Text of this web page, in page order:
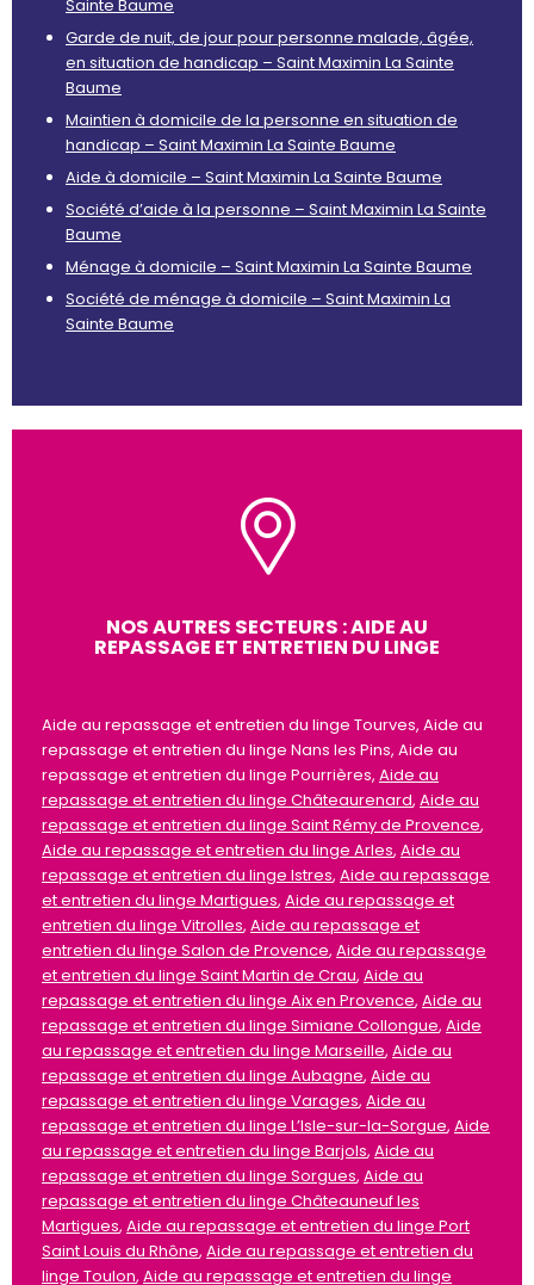
Sainte Baume
Garde de nuit, de jour pour personne malade, âgée,
en situation de handicap – Saint Maximin La Sainte
Baume
Maintien à domicile de la personne en situation de
handicap – Saint Maximin La Sainte Baume
Aide à domicile – Saint Maximin La Sainte Baume
Société d’aide à la personne – Saint Maximin La Sainte
Baume
Ménage à domicile – Saint Maximin La Sainte Baume
Société de ménage à domicile – Saint Maximin La
Sainte Baume
NOS AUTRES SECTEURS : AIDE AU
REPASSAGE ET ENTRETIEN DU LINGE
Aide au repassage et entretien du linge Tourves, Aide au
repassage et entretien du linge Nans les Pins, Aide au
repassage et entretien du linge Pourrières, Aide au
repassage et entretien du linge Châteaurenard, Aide au
repassage et entretien du linge Saint Rémy de Provence,
Aide au repassage et entretien du linge Arles, Aide au
repassage et entretien du linge Istres, Aide au repassage
et entretien du linge Martigues, Aide au repassage et
entretien du linge Vitrolles, Aide au repassage et
entretien du linge Salon de Provence, Aide au repassage
et entretien du linge Saint Martin de Crau, Aide au
repassage et entretien du linge Aix en Provence, Aide au
repassage et entretien du linge Simiane Collongue, Aide
au repassage et entretien du linge Marseille, Aide au
repassage et entretien du linge Aubagne, Aide au
repassage et entretien du linge Varages, Aide au
repassage et entretien du linge L’Isle-sur-la-Sorgue, Aide
au repassage et entretien du linge Barjols, Aide au
repassage et entretien du linge Sorgues, Aide au
repassage et entretien du linge Châteauneuf les
Martigues, Aide au repassage et entretien du linge Port
Saint Louis du Rhône, Aide au repassage et entretien du
linge Toulon, Aide au repassage et entretien du linge